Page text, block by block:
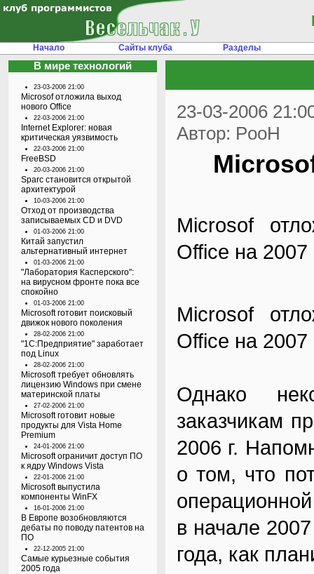
Начало Сайты клуба Разделы
В мире технологий
23-03-2006 21:00
Microsof отложила выход
нового Office
22-03-2006 21:00
Internet Explorer: новая
критическая уязвимость
22-03-2006 21:00
FreeBSD
20-03-2006 21:00
Sparc становится открытой
архитектурой
10-03-2006 21:00
Отход от производства
записываемых CD и DVD
01-03-2006 21:00
Китай запустил
альтернативный интернет
01-03-2006 21:00
"Лаборатория Касперского":
на вирусном фронте пока все
спокойно
01-03-2006 21:00
Microsoft готовит поисковый
движок нового поколения
28-02-2006 21:00
"1C:Предприятие" заработает
под Linux
28-02-2006 21:00
Microsoft требует обновлять
лицензию Windows при смене
материнской платы
27-02-2006 21:00
Microsoft готовит новые
продукты для Vista Home
Premium
24-01-2006 21:00
Microsoft ограничит доступ ПО
к ядру Windows Vista
22-01-2006 21:00
Microsoft выпустила
компоненты WinFX
16-01-2006 21:00
В Европе возобновляются
дебаты по поводу патентов на
ПО
22-12-2005 21:00
Самые курьезные события
2005 года
23-03-2006
Автор: PooH
Microsof
Office на 2007
Microsof
Office на 2007
Однако
заказчикам
2006 г.
о том, что
в начале
года, как